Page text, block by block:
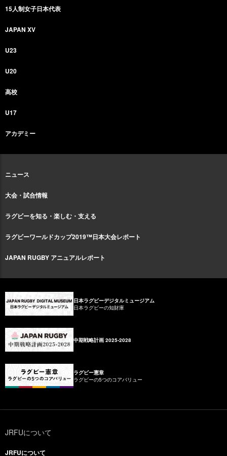
15人制女子日本代表
JAPAN XV
U23
U20
高校
U17
アカデミー
ニュース
大会・試合情報
ラグビーを知る・楽しむ・支える
ラグビーワールドカップ2019™日本大会レポート
JAPAN RUGBY アニュアルレポート
日本ラグビーデジタルミュージアム
日本ラグビーの知財庫
中期戦略計画 2025-2028
ラグビー憲章
ラグビーの5つのコアバリュー
JRFUについて
JRFUについて